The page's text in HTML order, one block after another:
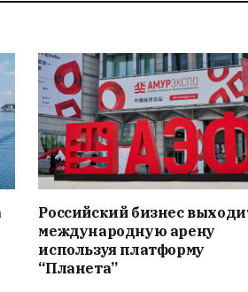
Российский бизнес
международную арену
используя платформу
“Планета”